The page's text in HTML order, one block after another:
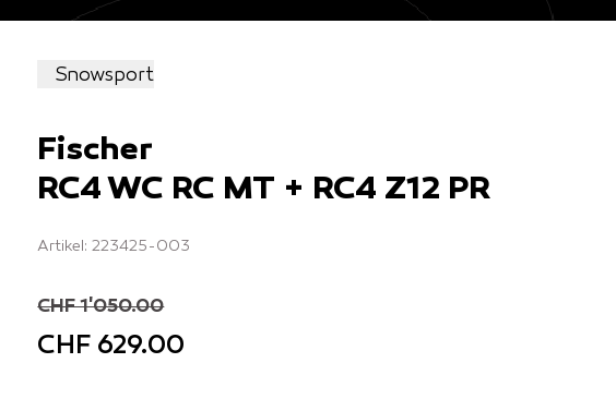
Snowsport
Fischer
RC4 WC RC MT + RC4 Z12 PR
Artikel: 223425-003
CHF 1'050.00
CHF 629.00